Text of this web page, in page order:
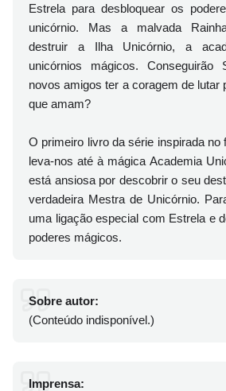
Estrela para desbloquear os
unicórnio. Mas a malvada
destruir a Ilha Unicórnio, a
unicórnios mágicos.
novos amigos ter a coragem de lutar
que amam?
O primeiro livro da série inspirada no
leva-nos até à mágica Academia
está ansiosa por descobrir o seu
verdadeira Mestra de Unicórnio.
uma ligação especial com Estrela e
poderes mágicos.
Sobre autor:
(Conteúdo indisponível.)
Imprensa: